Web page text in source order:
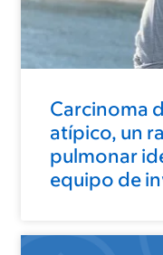
Carcinoma
atípico, un
pulmonar
equipo de